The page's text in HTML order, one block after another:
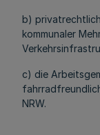
b)
kommunaler
c) die
NRW.